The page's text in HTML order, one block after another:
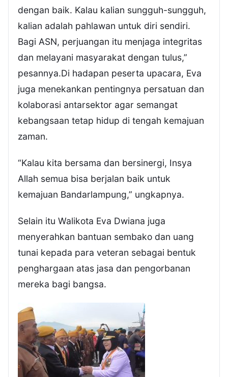
dengan baik. Kalau kalian sungguh-sungguh,
kalian adalah pahlawan untuk diri sendiri.
Bagi ASN, perjuangan itu menjaga integritas
dan melayani masyarakat dengan tulus,”
pesannya.Di hadapan peserta upacara, Eva
juga menekankan pentingnya persatuan dan
kolaborasi antarsektor agar semangat
kebangsaan tetap hidup di tengah kemajuan
zaman.
“Kalau kita bersama dan bersinergi, Insya
Allah semua bisa berjalan baik untuk
kemajuan Bandarlampung,” ungkapnya.
Selain itu Walikota Eva Dwiana juga
menyerahkan bantuan sembako dan uang
tunai kepada para veteran sebagai bentuk
penghargaan atas jasa dan pengorbanan
mereka bagi bangsa.